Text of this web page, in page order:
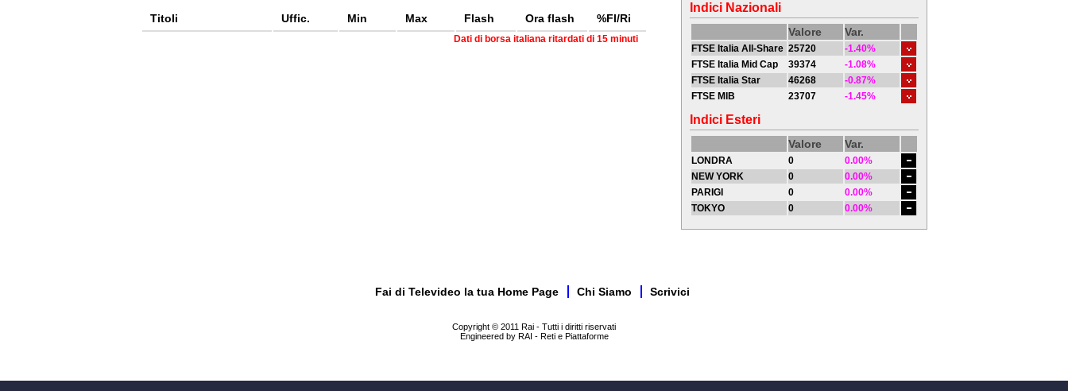
Titoli Uffic. Min Max Flash Ora flash %Fl/Ri
Dati di borsa italiana ritardati di 15 minuti
Indici Nazionali
Valore Var.
FTSE Italia All-Share 25720
-1.40%
FTSE Italia Mid Cap
39374
-1.08%
FTSE Italia Star
46268
-0.87%
FTSE MIB
23707 -1.45%
Indici Esteri
Valore Var.
LONDRA 0
0.00%
NEW YORK
0
0.00%
PARIGI
0
0.00%
TOKYO
0 0.00%
Fai di Televideo la tua Home Page Chi Siamo Scrivici
Copyright © 2011 Rai - Tutti i diritti riservati
Engineered by RAI - Reti e Piattaforme